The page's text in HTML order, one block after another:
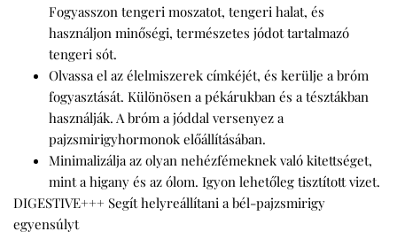
Fogyasszon tengeri moszatot, tengeri halat, és
használjon minőségi, természetes jódot tartalmazó
tengeri sót.
Olvassa el az élelmiszerek címkéjét, és kerülje a bróm
fogyasztását. Különösen a pékárukban és a tésztákban
használják. A bróm a jóddal versenyez a
pajzsmirigyhormonok előállításában.
Minimalizálja az olyan nehézfémeknek való kitettséget,
mint a higany és az ólom. Igyon lehetőleg tisztított vizet.
DIGESTIVE+++ Segít helyreállítani a bél-pajzsmirigy
egyensúlyt